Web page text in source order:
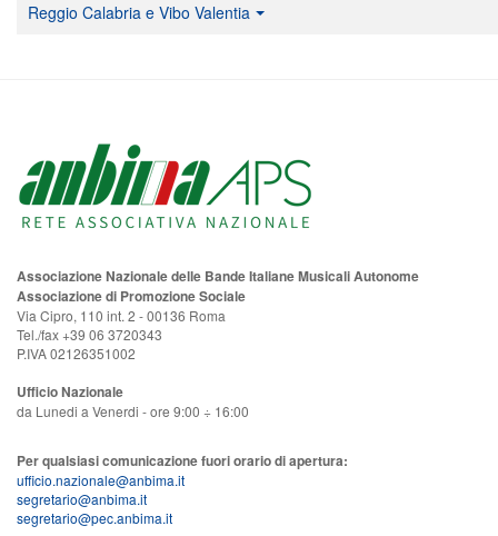
Reggio Calabria e Vibo Valentia
Associazione Nazionale delle Bande Italiane Musicali Autonome
Associazione di Promozione Sociale
Via Cipro, 110 int. 2 - 00136 Roma
Tel./fax +39 06 3720343
P.IVA 02126351002
Ufficio Nazionale
da Lunedi a Venerdi - ore 9:00 ÷ 16:00
Per qualsiasi comunicazione fuori orario di apertura:
ufficio.nazionale@anbima.it
segretario@anbima.it
segretario@pec.anbima.it